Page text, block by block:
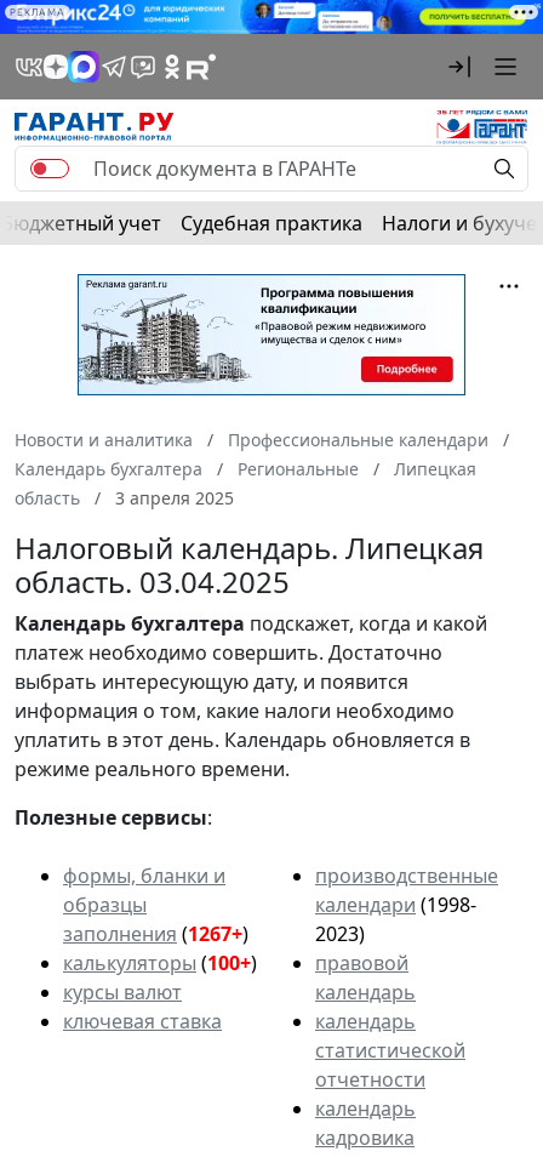
РЕКЛАМА
Бюджетный учет Судебная практика Налоги и
Новости и аналитика
Профессиональные календари
Календарь бухгалтера
Региональные
Липецкая
область
3 апреля 2025
Налоговый календарь. Липецкая
область. 03.04.2025
Календарьбухгалтера подскажет, когда и какой
платеж необходимо совершить. Достаточно
выбрать интересующую дату, и появится
информация о том, какие налоги необходимо
уплатить в этот день. Календарь обновляется в
режиме реального времени.
Полезные сервисы:
формы, бланки и
образцы
заполнения (1267+)
калькуляторы (100+)
курсы валют
ключевая ставка
производственные
календари (1998-
2023)
правовой
календарь
календарь
статистической
отчетности
календарь
кадровика